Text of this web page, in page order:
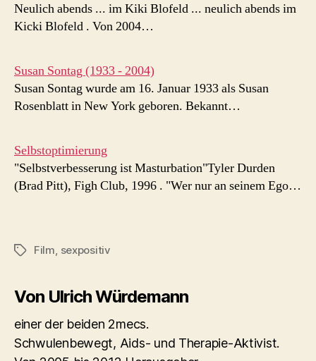
Neulich abends ... im Kiki Blofeld ... neulich abends im
Kicki Blofeld . Von 2004…
Susan Sontag (1933 - 2004)
Susan Sontag wurde am 16. Januar 1933 als Susan
Rosenblatt in New York geboren. Bekannt…
Selbstoptimierung
"Selbstverbesserung ist Masturbation"Tyler Durden
(Brad Pitt), Figh Club, 1996 . "Wer nur an seinem Ego…
Schlagwörter
Film, sexpositiv
Von Ulrich Würdemann
einer der beiden 2mecs.
Schwulenbewegt, Aids- und Therapie-Aktivist.